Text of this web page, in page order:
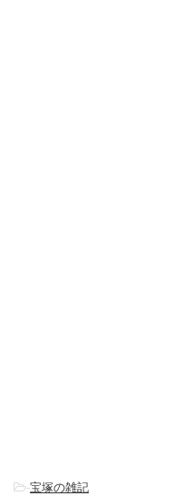
-宝塚の雑記